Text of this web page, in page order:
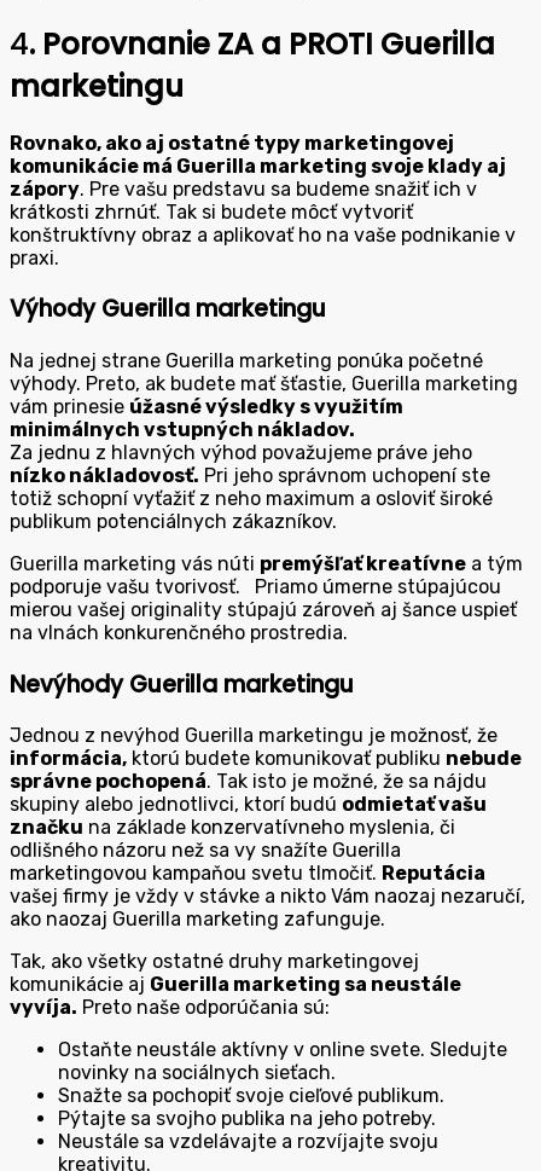
4. Porovnanie ZA a PROTI Guerilla
marketingu
Rovnako, ako aj ostatné typy marketingovej
komunikácie má Guerilla marketing svoje klady aj
zápory. Pre vašu predstavu sa budeme snažiť ich v
krátkosti zhrnúť. Tak si budete môcť vytvoriť
konštruktívny obraz a aplikovať ho na vaše podnikanie v
praxi.
Výhody Guerilla marketingu
Na jednej strane Guerilla marketing ponúka početné
výhody. Preto, ak budete mať šťastie, Guerilla marketing
vám prinesie úžasné výsledky s využitím
minimálnych vstupných nákladov.
Za jednu z hlavných výhod považujeme práve jeho
nízko nákladovosť. Pri jeho správnom uchopení ste
totiž schopní vyťažiť z neho maximum a osloviť široké
publikum potenciálnych zákazníkov.
Guerilla marketing vás núti premýšľať kreatívne a tým
podporuje vašu tvorivosť. Priamo úmerne stúpajúcou
mierou vašej originality stúpajú zároveň aj šance uspieť
na vlnách konkurenčného prostredia.
Nevýhody Guerilla marketingu
Jednou z nevýhod Guerilla marketingu je možnosť, že
informácia, ktorú budete komunikovať publiku nebude
správne pochopená. Tak isto je možné, že sa nájdu
skupiny alebo jednotlivci, ktorí budú odmietať vašu
značku na základe konzervatívneho myslenia, či
odlišného názoru než sa vy snažíte Guerilla
marketingovou kampaňou svetu tlmočiť. Reputácia
vašej firmy je vždy v stávke a nikto Vám naozaj nezaručí,
ako naozaj Guerilla marketing zafunguje.
Tak, ako všetky ostatné druhy marketingovej
komunikácie aj Guerilla marketing sa neustále
vyvíja. Preto naše odporúčania sú:
Ostaňte neustále aktívny v online svete. Sledujte
novinky na sociálnych sieťach.
Snažte sa pochopiť svoje cieľové publikum.
Pýtajte sa svojho publika na jeho potreby.
Neustále sa vzdelávajte a rozvíjajte svoju
kreativitu.